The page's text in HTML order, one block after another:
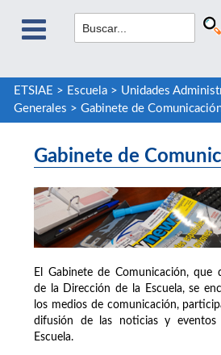
ETSIAE > Escuela> Unidades
Generales > Gabinete de
Gabinete de
El Gabinete de Comunicación, que
de la Dirección de la Escuela, se
los medios de comunicación,
difusión de las noticias y
Escuela.